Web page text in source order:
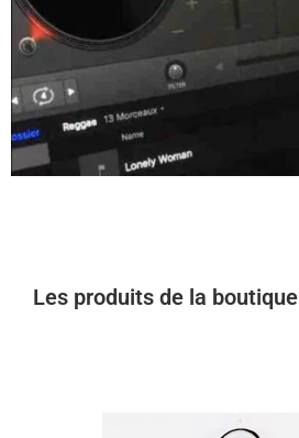
Les produits de la boutique